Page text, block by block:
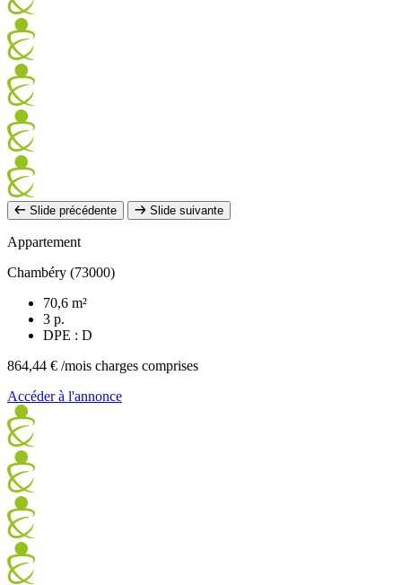
Slide précédente Slide suivante
Appartement
Chambéry (73000)
70,6 m²
3 p.
DPE : D
864,44 € /mois charges comprises
Accéder à l'annonce